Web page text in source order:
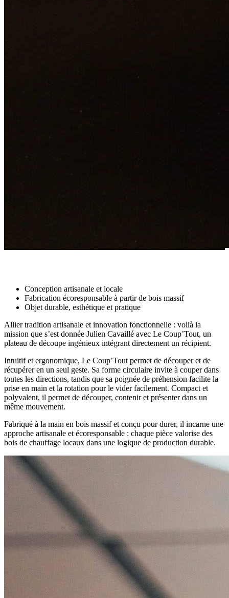
Conception artisanale et locale
Fabrication écoresponsable à partir de bois massif
Objet durable, esthétique et pratique
Allier tradition artisanale et innovation fonctionnelle : voilà la
mission que s’est donnée Julien Cavaillé avec Le Coup’Tout, un
plateau de découpe ingénieux intégrant directement un récipient.
Intuitif et ergonomique, Le Coup’Tout permet de découper et de
récupérer en un seul geste. Sa forme circulaire invite à couper dans
toutes les directions, tandis que sa poignée de préhension facilite la
prise en main et la rotation pour le vider facilement. Compact et
polyvalent, il permet de découper, contenir et présenter dans un
même mouvement.
Fabriqué à la main en bois massif et conçu pour durer, il incarne une
approche artisanale et écoresponsable : chaque pièce valorise des
bois de chauffage locaux dans une logique de production durable.